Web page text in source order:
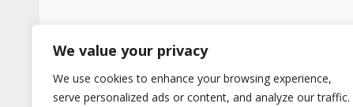
We value your privacy
We use cookies to enhance your browsing experience,
serve personalized ads or content, and analyze our traffic.